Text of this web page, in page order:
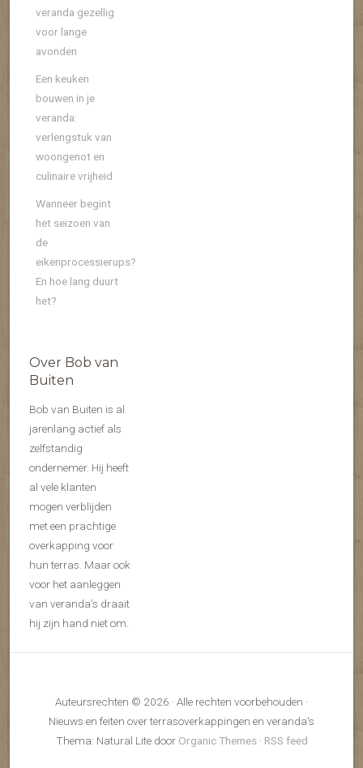
veranda gezellig
voor lange
avonden
Een keuken
bouwen in je
veranda:
verlengstuk van
woongenot en
culinaire vrijheid
Wanneer begint
het seizoen van
de
eikenprocessierups?
En hoe lang duurt
het?
Over Bob van
Buiten
Bob van Buiten is al
jarenlang actief als
zelfstandig
ondernemer. Hij heeft
al vele klanten
mogen verblijden
met een prachtige
overkapping voor
hun terras. Maar ook
voor het aanleggen
van veranda’s draait
hij zijn hand niet om.
Auteursrechten © 2026 · Alle rechten voorbehouden ·
Nieuws en feiten over terrasoverkappingen en veranda's
Thema: Natural Lite door Organic Themes· RSS feed